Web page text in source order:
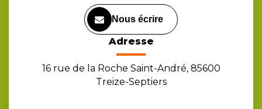
Nous écrire
Adresse
16 rue de la Roche Saint-André, 85600
Treize-Septiers